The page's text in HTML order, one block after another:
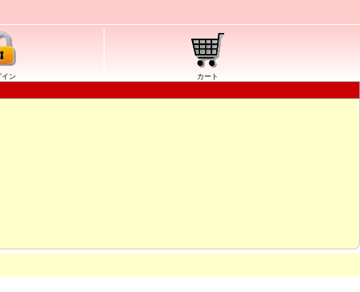
イン カート